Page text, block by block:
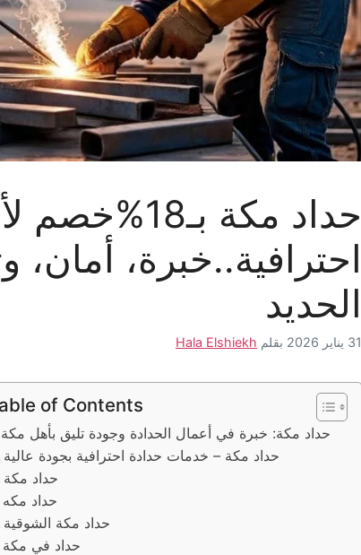
حداد مكة
احترافية..خبرة، أمان،
الحديد
31 يناير 2026 بقلم Hala Elshiekh
of Contents
حداد مكة: خبرة في أعمال الحدادة وجودة تليق بأهل مكة
حداد مكة – خدمات حدادة احترافية بجودة عالية
حداد مكة
حداد مكه
حداد مكة الشوقية
حداد في مكة